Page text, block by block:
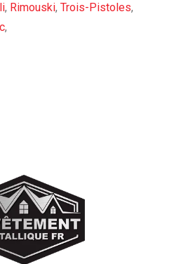
, Rimouski, Trois-Pistoles,
,